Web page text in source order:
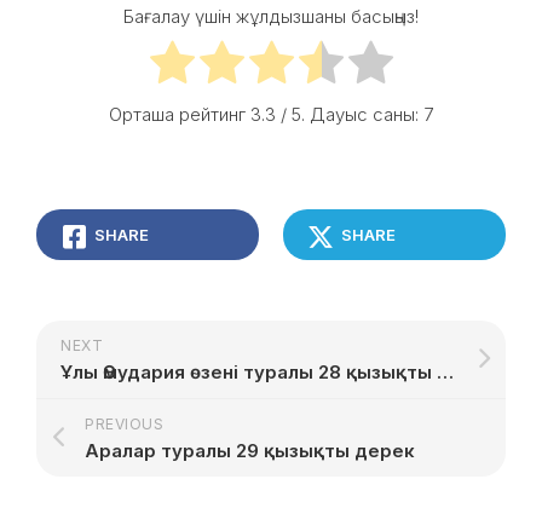
Бағалау үшін жұлдызшаны басыңыз!
Орташа рейтинг 3.3 / 5. Дауыс саны: 7
SHARE SHARE
NEXT
Ұлы Әмудария өзені туралы 28 қызықты дерек
PREVIOUS
Аралар туралы 29 қызықты дерек